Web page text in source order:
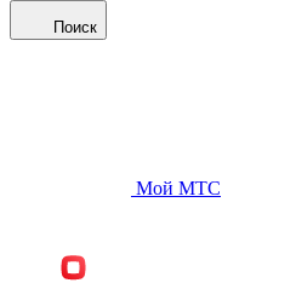
Поиск
Мой МТС